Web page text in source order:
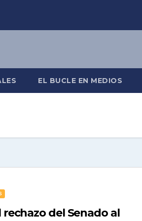
EL BUCLE EN MEDIOS
rechazo del Senado al